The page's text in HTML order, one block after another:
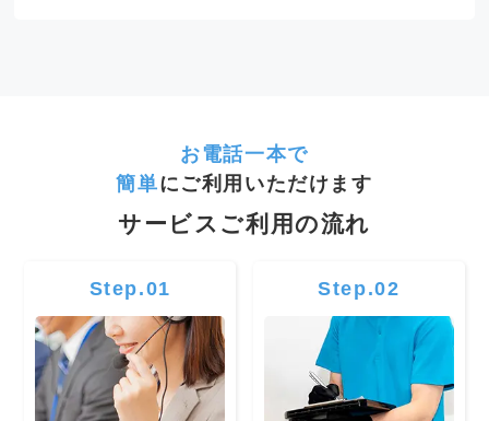
お電話一本で
簡単にご利用いただけます
サービスご利用の流れ
Step.01 Step.02